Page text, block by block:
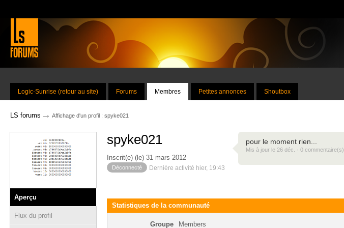
Logic-Sunrise (retour au site) Forums Membres Petites annonces Shoutbox
LS forums → Affichage d'un profil : spyke021
Aperçu
Flux du profil
spyke021
Inscrit(e) (le) 31 mars 2012
Déconnecté Dernière activité hier, 19:43
pour le moment rien...
Mis à jour le 26 déc. · 0 commentaire(s)
Statistiques de la communauté
Groupe
Members